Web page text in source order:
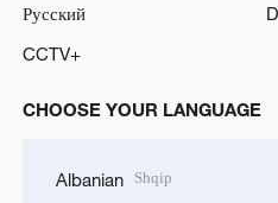
Русский
CCTV+
CHOOSE YOUR LANGUAGE
Albanian Shqip